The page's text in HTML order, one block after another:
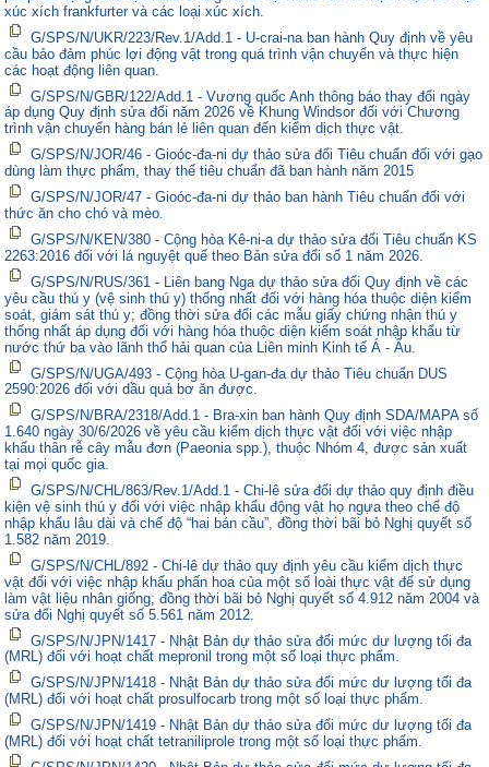
xúc xích frankfurter và các loại xúc xích.
G/SPS/N/UKR/223/Rev.1/Add.1 - U-crai-na ban hành Quy định về yêu
cầu bảo đảm phúc lợi động vật trong quá trình vận chuyển và thực hiện
các hoạt động liên quan.
G/SPS/N/GBR/122/Add.1 - Vương quốc Anh thông báo thay đổi ngày
áp dụng Quy định sửa đổi năm 2026 về Khung Windsor đối với Chương
trình vận chuyển hàng bán lẻ liên quan đến kiểm dịch thực vật.
G/SPS/N/JOR/46 - Gioóc-đa-ni dự thảo sửa đổi Tiêu chuẩn đối với gạo
dùng làm thực phẩm, thay thế tiêu chuẩn đã ban hành năm 2015
G/SPS/N/JOR/47 - Gioóc-đa-ni dự thảo ban hành Tiêu chuẩn đối với
thức ăn cho chó và mèo.
G/SPS/N/KEN/380 - Cộng hòa Kê-ni-a dự thảo sửa đổi Tiêu chuẩn KS
2263:2016 đối với lá nguyệt quế theo Bản sửa đổi số 1 năm 2026.
G/SPS/N/RUS/361 - Liên bang Nga dự thảo sửa đổi Quy định về các
yêu cầu thú y (vệ sinh thú y) thống nhất đối với hàng hóa thuộc diện kiểm
soát, giám sát thú y; đồng thời sửa đổi các mẫu giấy chứng nhận thú y
thống nhất áp dụng đối với hàng hóa thuộc diện kiểm soát nhập khẩu từ
nước thứ ba vào lãnh thổ hải quan của Liên minh Kinh tế Á - Âu.
G/SPS/N/UGA/493 - Cộng hòa U-gan-đa dự thảo Tiêu chuẩn DUS
2590:2026 đối với dầu quả bơ ăn được.
G/SPS/N/BRA/2318/Add.1 - Bra-xin ban hành Quy định SDA/MAPA số
1.640 ngày 30/6/2026 về yêu cầu kiểm dịch thực vật đối với việc nhập
khẩu thân rễ cây mẫu đơn (Paeonia spp.), thuộc Nhóm 4, được sản xuất
tại mọi quốc gia.
G/SPS/N/CHL/863/Rev.1/Add.1 - Chi-lê sửa đổi dự thảo quy định điều
kiện vệ sinh thú y đối với việc nhập khẩu động vật họ ngựa theo chế độ
nhập khẩu lâu dài và chế độ “hai bán cầu”, đồng thời bãi bỏ Nghị quyết số
1.582 năm 2019.
G/SPS/N/CHL/892 - Chi-lê dự thảo quy định yêu cầu kiểm dịch thực
vật đối với việc nhập khẩu phấn hoa của một số loài thực vật để sử dụng
làm vật liệu nhân giống; đồng thời bãi bỏ Nghị quyết số 4.912 năm 2004 và
sửa đổi Nghị quyết số 5.561 năm 2012.
G/SPS/N/JPN/1417 - Nhật Bản dự thảo sửa đổi mức dư lượng tối đa
(MRL) đối với hoạt chất mepronil trong một số loại thực phẩm.
G/SPS/N/JPN/1418 - Nhật Bản dự thảo sửa đổi mức dư lượng tối đa
(MRL) đối với hoạt chất prosulfocarb trong một số loại thực phẩm.
G/SPS/N/JPN/1419 - Nhật Bản dự thảo sửa đổi mức dư lượng tối đa
(MRL) đối với hoạt chất tetraniliprole trong một số loại thực phẩm.